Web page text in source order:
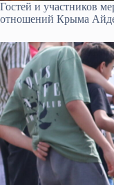
Гостей и участников
отношений Крыма